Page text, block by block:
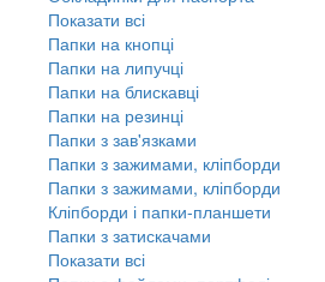
Показати всі
Папки на кнопці
Папки на липучці
Папки на блискавці
Папки на резинці
Папки з зав'язками
Папки з зажимами, кліпборди
Папки з зажимами, кліпборди
Кліпборди і папки-планшети
Папки з затискачами
Показати всі